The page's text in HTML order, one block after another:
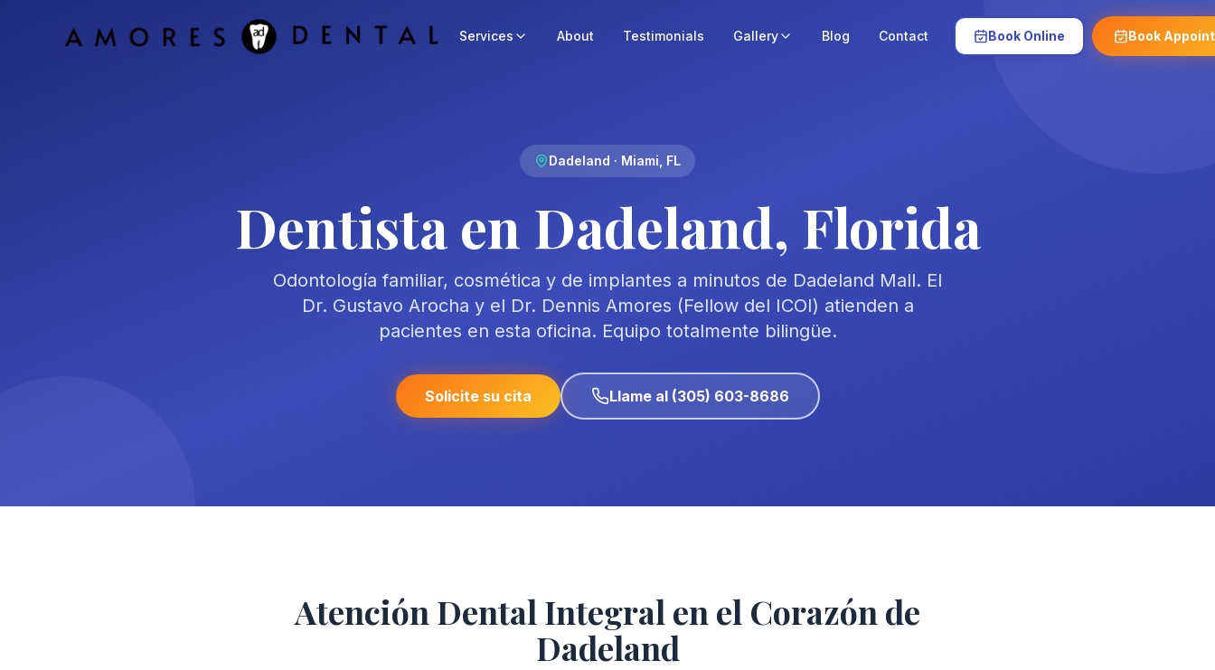
Services About Testimonials Gallery Blog Contact Book Online Book
Dadeland · Miami, FL
Dentista en Dadeland, Florida
Odontología familiar, cosmética y de implantes a minutos de Dadeland Mall. El
Dr. Gustavo Arocha y el Dr. Dennis Amores (Fellow del ICOI) atienden a
pacientes en esta oficina. Equipo totalmente bilingüe.
Solicite su cita Llame al (305) 603-8686
Atención Dental Integral en el Corazón de
Dadeland